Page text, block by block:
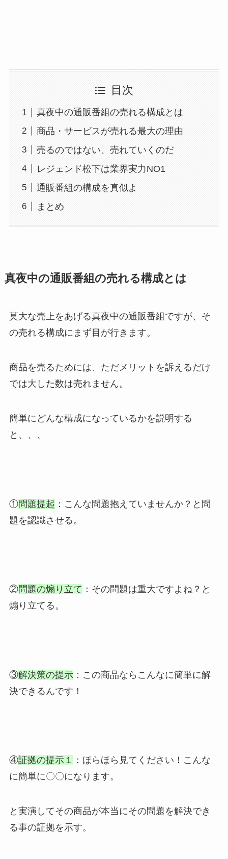
目次
真夜中の通販番組の売れる構成とは
商品・サービスが売れる最大の理由
売るのではない、売れていくのだ
レジェンド松下は業界実力NO1
通販番組の構成を真似よ
まとめ
真夜中の通販番組の売れる構成とは
莫大な売上をあげる真夜中の通販番組ですが、そ
の売れる構成にまず目が行きます。
商品を売るためには、ただメリットを訴えるだけ
では大した数は売れません。
簡単にどんな構成になっているかを説明する
と、、、
①問題提起 ：こんな問題抱えていませんか？と問
題を認識させる。
②問題の煽り立て ：その問題は重大ですよね？と
煽り立てる。
③解決策の提示：この商品ならこんなに簡単に解
決できるんです！
④証拠の提示１ ：ほらほら見てください！こんな
に簡単に〇〇になります。
と実演してその商品が本当にその問題を解決でき
る事の証拠を示す。